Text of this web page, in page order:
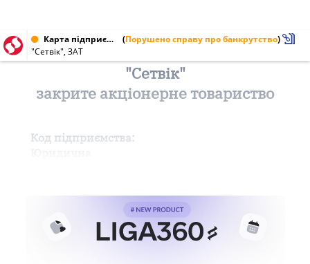
Карта підприємства від 06.05.2010 (Порушено справу про банкрутство)
"Сетвік", ЗАТ
"Сетвік"
закрите акціонерне товариство
Код підприємства: